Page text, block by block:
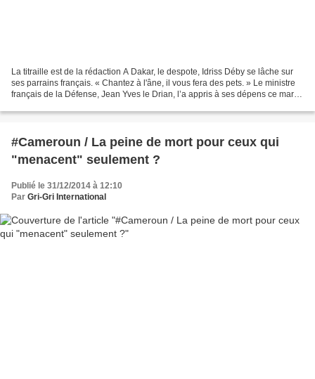
La titraille est de la rédaction A Dakar, le despote, Idriss Déby se lâche sur
ses parrains français. « Chantez à l'âne, il vous fera des pets. » Le ministre
français de la Défense, Jean Yves le Drian, l’a appris à ses dépens ce mardi
#Cameroun / La peine de mort pour ceux qui
"menacent" seulement ?
Publié le 31/12/2014 à 12:10
Par Gri-Gri International